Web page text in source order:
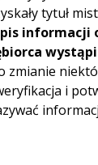
tytuł
informacji
zmianie
i